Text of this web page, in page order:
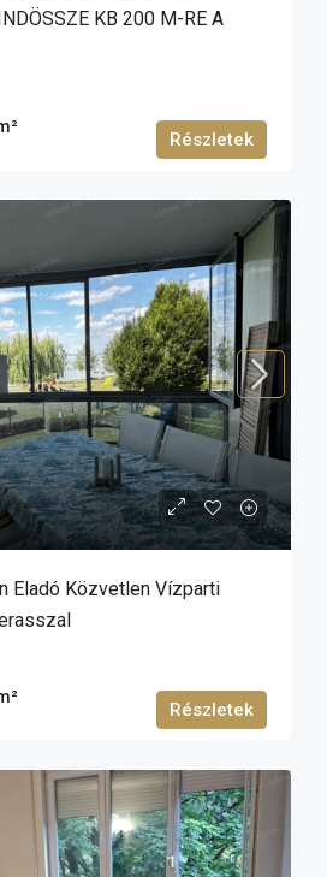
KB 200 M-RE A
Részletek
Eladó Közvetlen Vízparti
Részletek